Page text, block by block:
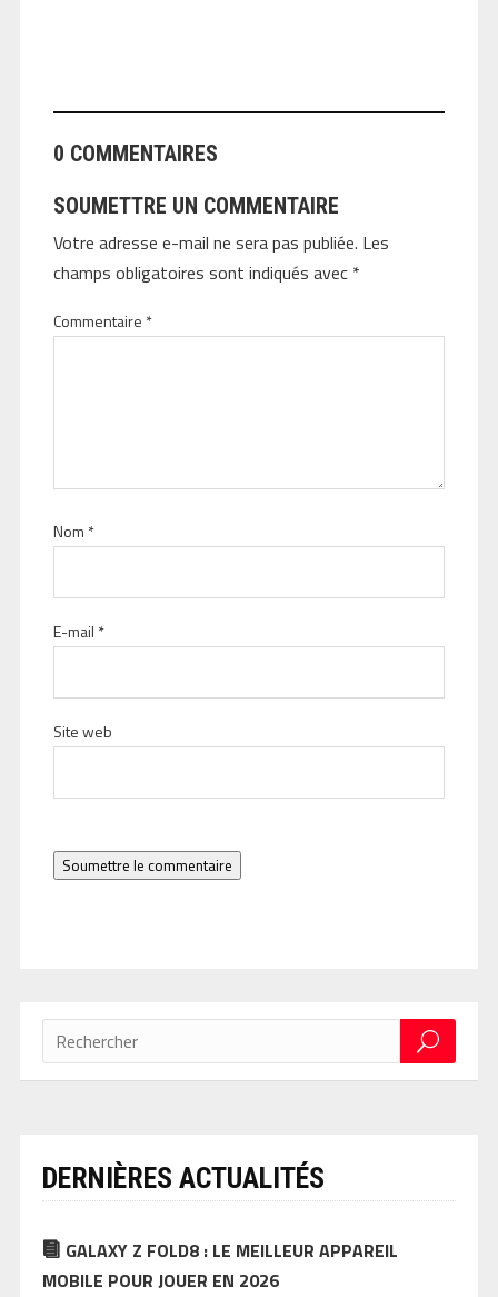
0 COMMENTAIRES
SOUMETTRE UN COMMENTAIRE
Votre adresse e-mail ne sera pas publiée. Les
champs obligatoires sont indiqués avec *
Commentaire *
Nom *
E-mail *
Site web
Soumettre le commentaire
DERNIÈRES ACTUALITÉS
GALAXY Z FOLD8 : LE MEILLEUR APPAREIL
MOBILE POUR JOUER EN 2026